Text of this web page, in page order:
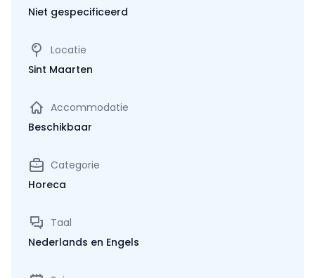
Niet gespecificeerd
Locatie
Sint Maarten
Accommodatie
Beschikbaar
Categorie
Horeca
Taal
Nederlands en Engels